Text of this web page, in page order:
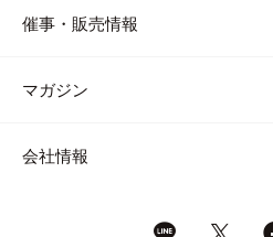
催事・販売情報
マガジン
会社情報